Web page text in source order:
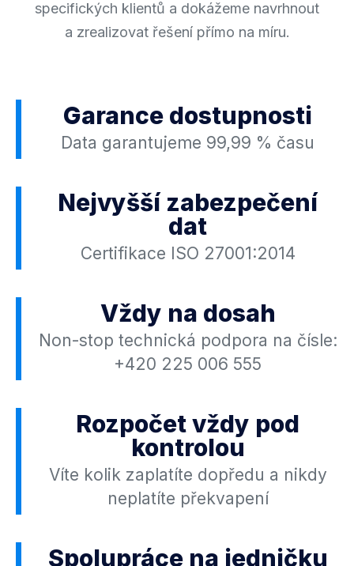
specifických klientů a dokážeme navrhnout
a zrealizovat řešení přímo na míru.
Garance dostupnosti
Data garantujeme 99,99 % času
Nejvyšší zabezpečení
dat
Certifikace ISO 27001:2014
Vždy na dosah
Non-stop technická podpora na čísle:
+420 225 006 555
Rozpočet vždy pod
kontrolou
Víte kolik zaplatíte dopředu a nikdy
neplatíte překvapení
Spolupráce na jedničku